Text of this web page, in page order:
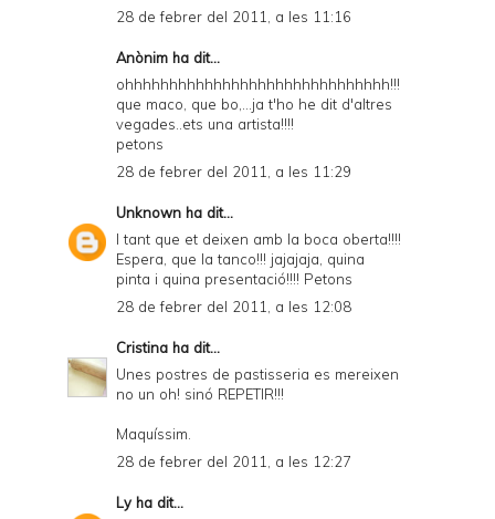
28 de febrer del 2011, a les 11:16
Anònim ha dit...
ohhhhhhhhhhhhhhhhhhhhhhhhhhhhhh!!!
que maco, que bo,...ja t'ho he dit d'altres
vegades..ets una artista!!!!
petons
28 de febrer del 2011, a les 11:29
Unknown ha dit...
I tant que et deixen amb la boca oberta!!!!
Espera, que la tanco!!! jajajaja, quina
pinta i quina presentació!!!! Petons
28 de febrer del 2011, a les 12:08
Cristina ha dit...
Unes postres de pastisseria es mereixen
no un oh! sinó REPETIR!!!
Maquíssim.
28 de febrer del 2011, a les 12:27
Lyha dit...